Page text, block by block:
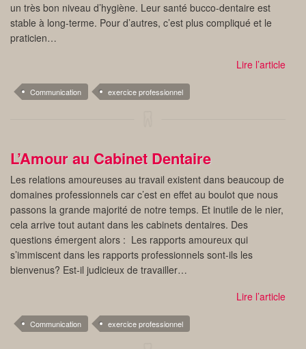
un très bon niveau d’hygiène. Leur santé bucco-dentaire est
stable à long-terme. Pour d’autres, c’est plus compliqué et le
praticien…
Lire l’article
Communication exercice professionnel
L’Amour au Cabinet Dentaire
Les relations amoureuses au travail existent dans beaucoup de
domaines professionnels car c’est en effet au boulot que nous
passons la grande majorité de notre temps. Et inutile de le nier,
cela arrive tout autant dans les cabinets dentaires. Des
questions émergent alors : Les rapports amoureux qui
s’immiscent dans les rapports professionnels sont-ils les
bienvenus? Est-il judicieux de travailler…
Lire l’article
Communication exercice professionnel